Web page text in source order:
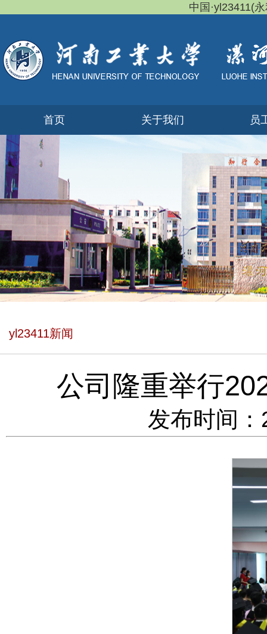
中国·yl23411(
首页 关于我们 员
yl23411新闻
公司隆重举行
发布时间